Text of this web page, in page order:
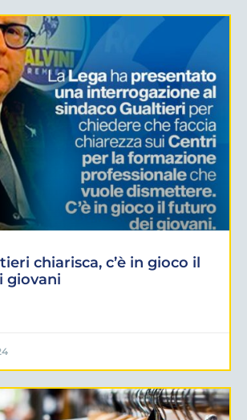
chiarisca, c’è in gioco il
giovani